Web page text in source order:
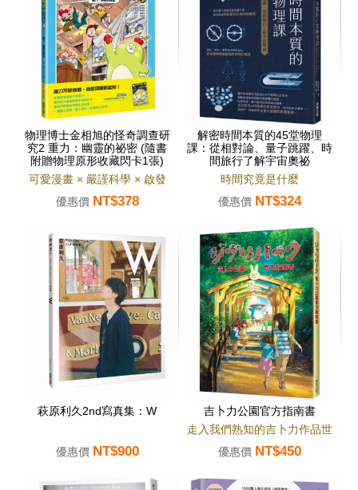
物理博士金相旭的怪奇調查研
究2 重力：幽靈的祕密 (隨書
附贈物理原形收藏閃卡1張)
可愛漫畫 × 嚴謹科學 × 啟發
思考
優惠價 NT$378
解密時間本質的45堂物理
課：從相對論、量子跳躍、時
間旅行了解宇宙奧祕
時間究竟是什麼
優惠價 NT$324
萩原利久2nd寫真集：W
優惠價 NT$900
吉卜力公園官方指南書
走入我們熟知的吉卜力作品世
界！
優惠價 NT$450